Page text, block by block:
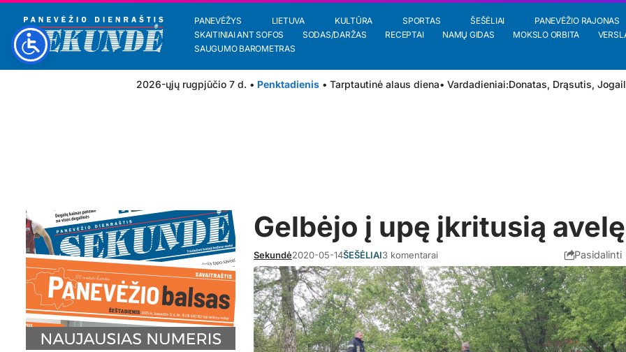
PANEVĖŽYS LIETUVA KULTŪRA SPORTAS ŠEŠĖLIAI PANEVĖŽIO RAJONAS
SKAITINIAI ANT SOFOS
SODAS/DARŽAS RECEPTAI NAMŲ GIDAS MOKSLO ORBITA
SAUGUMO BAROMETRAS
2026-ųjų rugpjūčio 7 d. • Penktadienis • Tarptautinė alaus diena• Vardadieniai:Donatas, Drąsutis,
Gelbėjo į upę įkritusią avelę
Sekundė2020-05-14ŠEŠĖLIAI3 komentarai Pasidalinti